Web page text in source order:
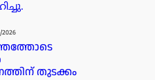
2026
തുടക്കം